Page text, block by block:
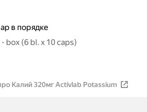
в порядке
box (6 bl. x 10 caps)
Kалий 320мг Activlab Potassium